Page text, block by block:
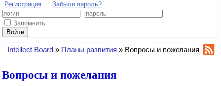
Регистрация
Забыли пароль?
Запомнить
Войти
Intellect Board » Планы развития » Вопросы и пожелания
Вопросы и пожелания